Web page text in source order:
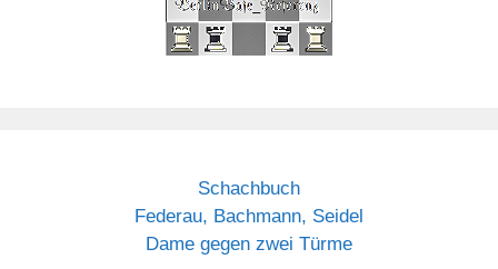
Schachbuch
Federau, Bachmann, Seidel
Dame gegen zwei Türme